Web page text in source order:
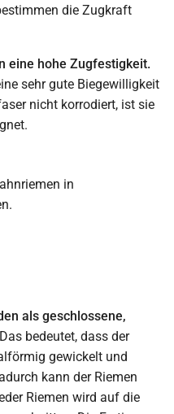
die Zugkraft
eine hohe Zugfestigkeit.
sehr gute Biegewilligkeit
nicht korrodiert, ist sie
als geschlossene,
Das bedeutet, dass der
gewickelt und
kann der Riemen
Riemen wird auf die